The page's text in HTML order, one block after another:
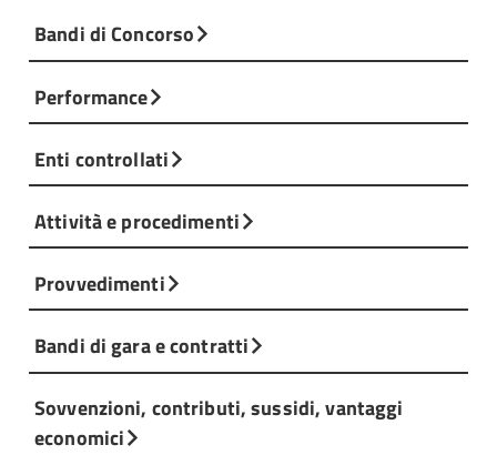
Bandi di Concorso
Performance
Enti controllati
Attività e procedimenti
Provvedimenti
Bandi di gara e contratti
Sovvenzioni, contributi, sussidi, vantaggi
economici